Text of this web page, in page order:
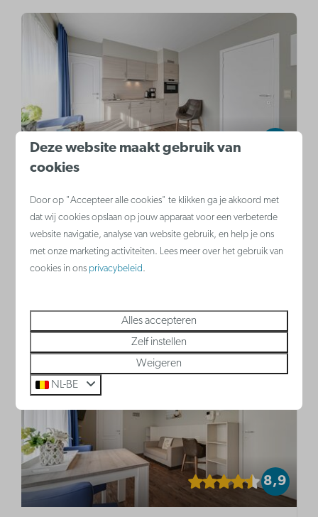
€ 176
2 nachten
De Haan, Belgische kust
2
Ja Nee 2
8,9
Deze website maakt gebruik van
cookies
Door op "Accepteer alle cookies" te klikken ga je akkoord met
dat wij cookies opslaan op jouw apparaat voor een verbeterde
website navigatie, analyse van website gebruik, en help je ons
met onze marketing activiteiten. Lees meer over het gebruik van
cookies in ons privacybeleid.
Alles accepteren
Zelf instellen
Weigeren
NL-BE